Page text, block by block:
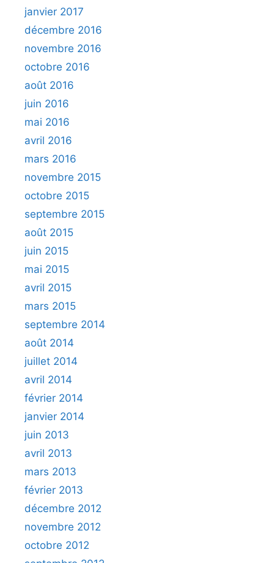
janvier 2017
décembre 2016
novembre 2016
octobre 2016
août 2016
juin 2016
mai 2016
avril 2016
mars 2016
novembre 2015
octobre 2015
septembre 2015
août 2015
juin 2015
mai 2015
avril 2015
mars 2015
septembre 2014
août 2014
juillet 2014
avril 2014
février 2014
janvier 2014
juin 2013
avril 2013
mars 2013
février 2013
décembre 2012
novembre 2012
octobre 2012